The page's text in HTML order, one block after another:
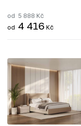
od 5 888 Kč
od 4 416 Kč